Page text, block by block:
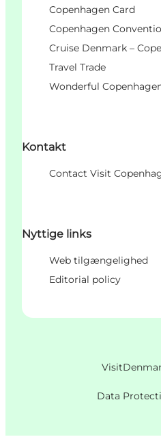
Copenhagen Card
Copenhagen
Cruise Denmark –
Travel Trade
Wonderful
Kontakt
Contact Visit
Nyttige links
Web tilgængelighed
Editorial policy
Data